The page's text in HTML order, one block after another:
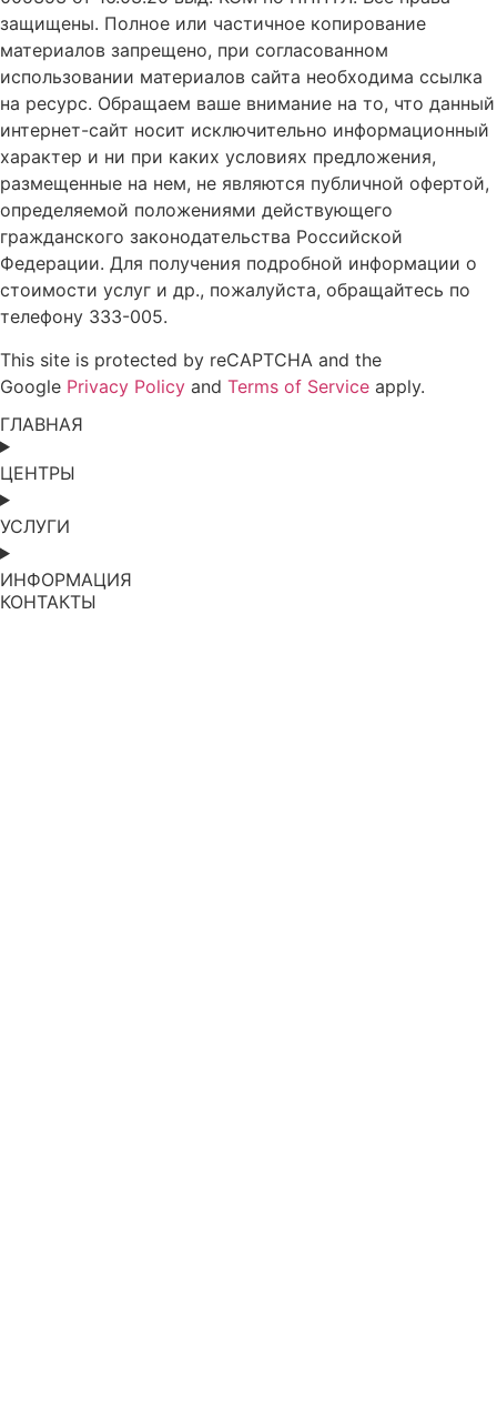
защищены. Полное или частичное копирование
материалов запрещено, при согласованном
использовании материалов сайта необходима ссылка
на ресурс. Обращаем ваше внимание на то, что данный
интернет-сайт носит исключительно информационный
характер и ни при каких условиях предложения,
размещенные на нем, не являются публичной офертой,
определяемой положениями действующего
гражданского законодательства Российской
Федерации. Для получения подробной информации о
стоимости услуг и др., пожалуйста, обращайтесь по
телефону 333-005.
This site is protected by reCAPTCHA and the
Google Privacy Policy and Terms of Service apply.
ГЛАВНАЯ
ЦЕНТРЫ
УСЛУГИ
ИНФОРМАЦИЯ
КОНТАКТЫ